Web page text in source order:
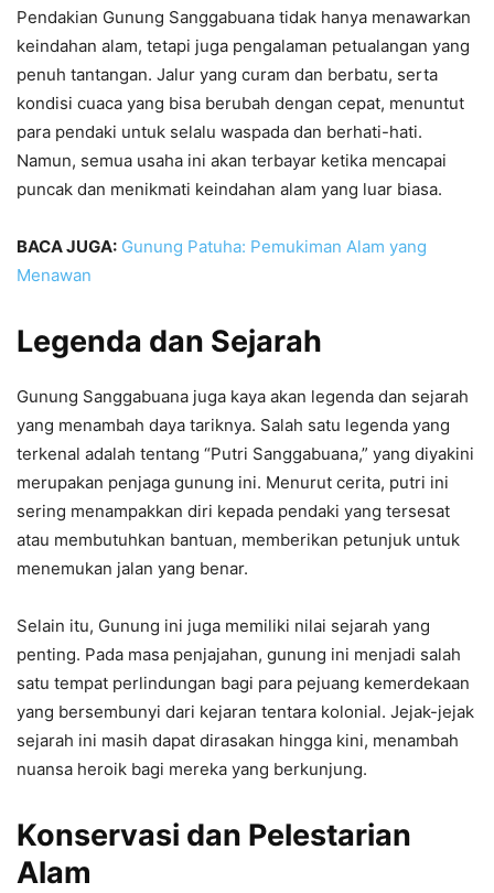
Pendakian Gunung Sanggabuana tidak hanya menawarkan
keindahan alam, tetapi juga pengalaman petualangan yang
penuh tantangan. Jalur yang curam dan berbatu, serta
kondisi cuaca yang bisa berubah dengan cepat, menuntut
para pendaki untuk selalu waspada dan berhati-hati.
Namun, semua usaha ini akan terbayar ketika mencapai
puncak dan menikmati keindahan alam yang luar biasa.
BACA JUGA: Gunung Patuha: Pemukiman Alam yang
Menawan
Legenda dan Sejarah
Gunung Sanggabuana juga kaya akan legenda dan sejarah
yang menambah daya tariknya. Salah satu legenda yang
terkenal adalah tentang “Putri Sanggabuana,” yang diyakini
merupakan penjaga gunung ini. Menurut cerita, putri ini
sering menampakkan diri kepada pendaki yang tersesat
atau membutuhkan bantuan, memberikan petunjuk untuk
menemukan jalan yang benar.
Selain itu, Gunung ini juga memiliki nilai sejarah yang
penting. Pada masa penjajahan, gunung ini menjadi salah
satu tempat perlindungan bagi para pejuang kemerdekaan
yang bersembunyi dari kejaran tentara kolonial. Jejak-jejak
sejarah ini masih dapat dirasakan hingga kini, menambah
nuansa heroik bagi mereka yang berkunjung.
Konservasi dan Pelestarian
Alam